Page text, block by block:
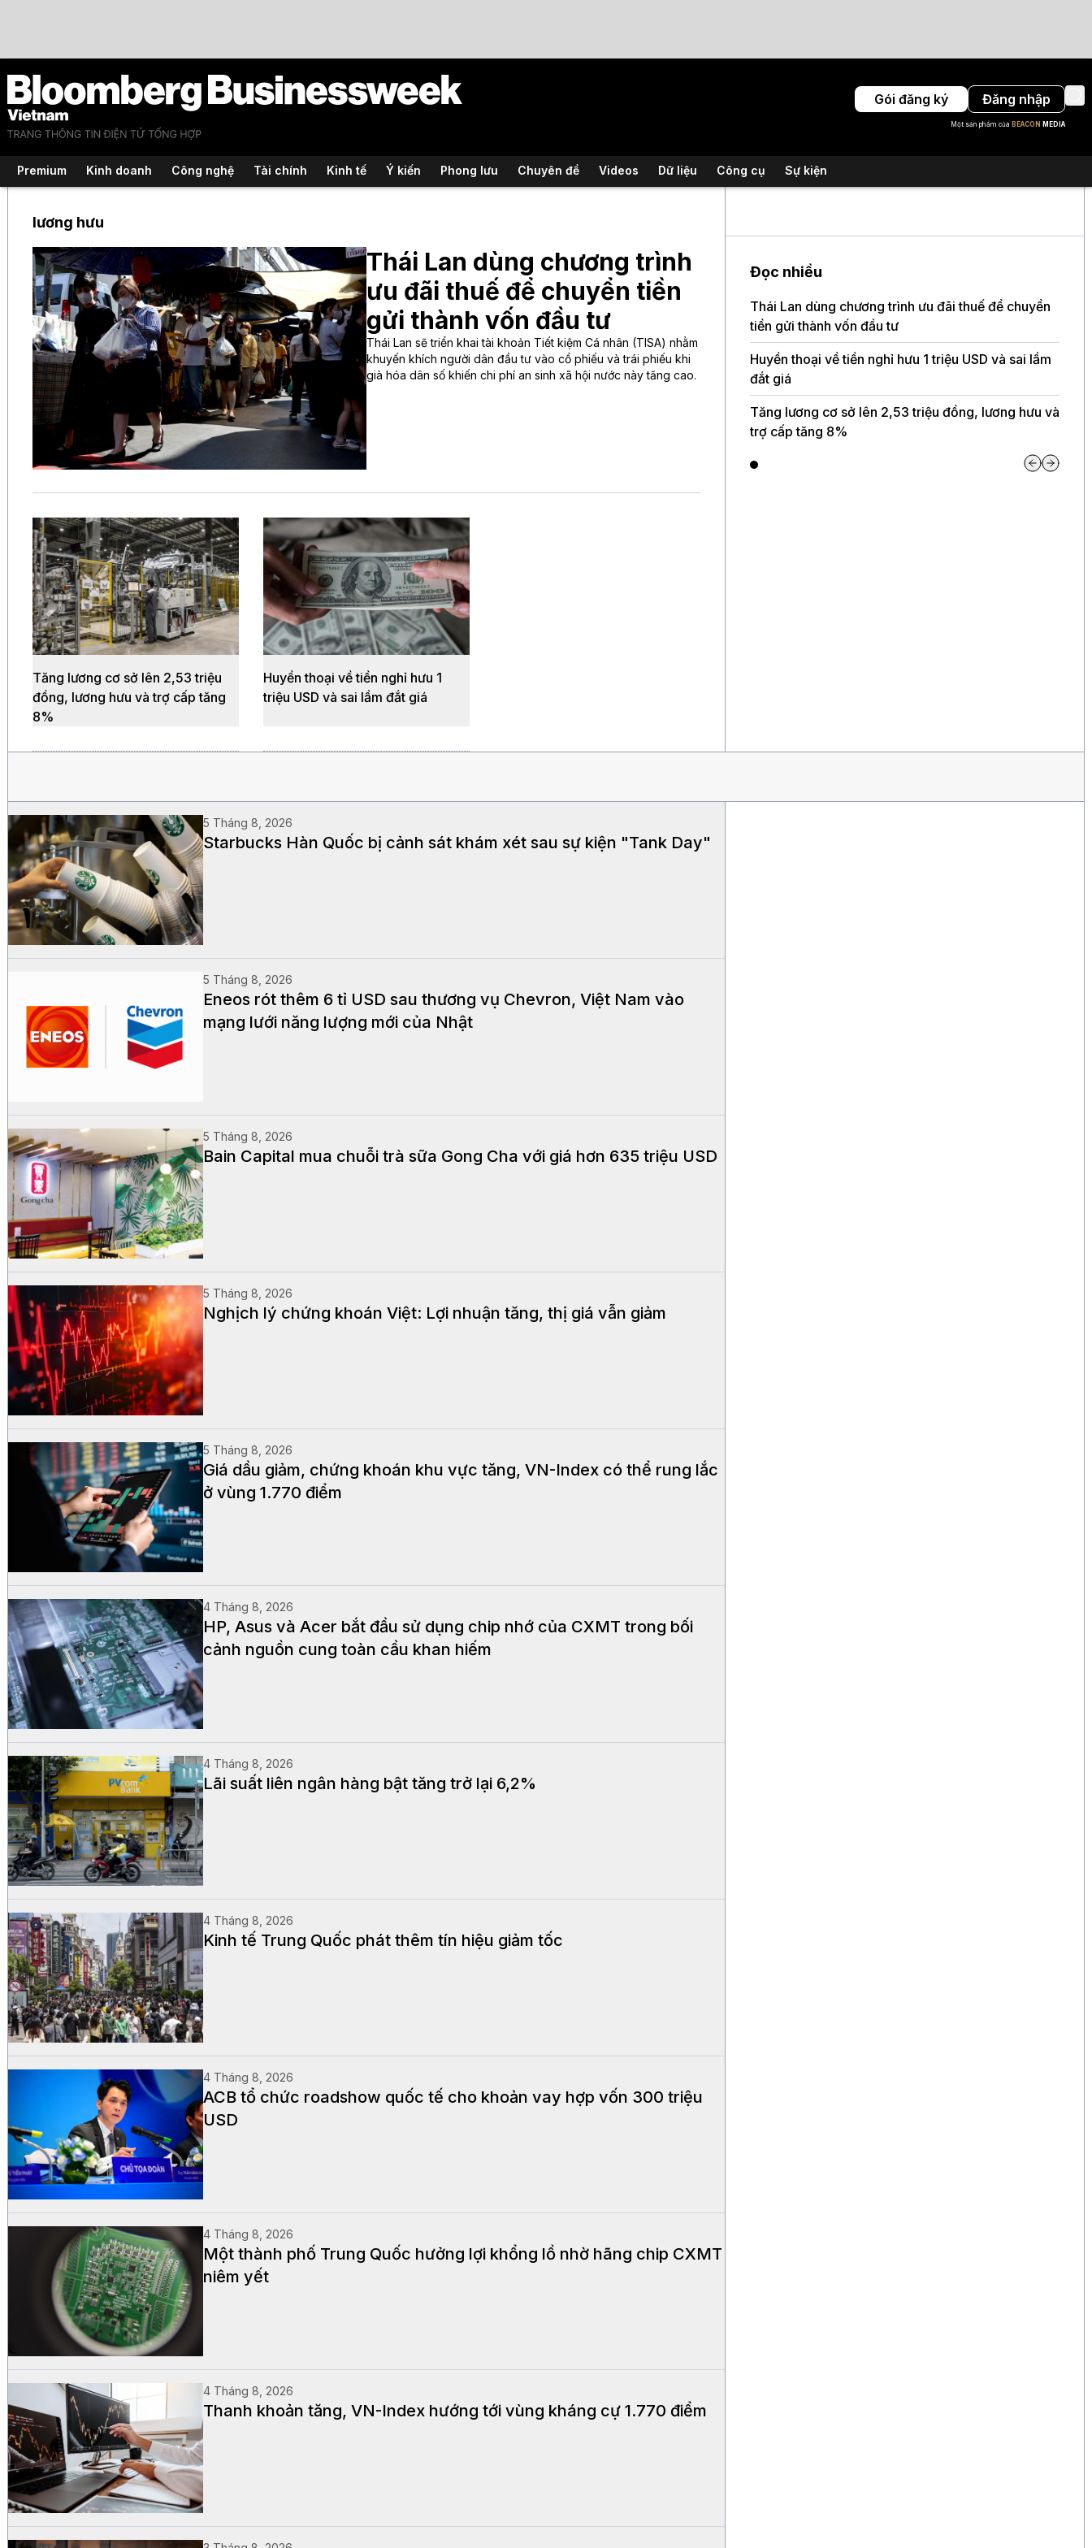
Gói đăng ký Đăng nhập
Một sản phẩm của BEACON MEDIA
Premium Kinh doanh Công nghệ Tài chính Kinh tế Ý kiến Phong lưu Chuyên đề Videos Dữ liệu Công cụ Sự kiện
lương hưu
Thái Lan dùng chương trình
ưu đãi thuế để chuyển tiền
gửi thành vốn đầu tư
Thái Lan sẽ triển khai tài khoản Tiết kiệm Cá nhân (TISA) nhằm
khuyến khích người dân đầu tư vào cổ phiếu và trái phiếu khi
già hóa dân số khiến chi phí an sinh xã hội nước này tăng cao.
Tăng lương cơ sở lên 2,53 triệu
đồng, lương hưu và trợ cấp tăng
8%
Huyền thoại về tiền nghỉ hưu 1
triệu USD và sai lầm đắt giá
Đọc nhiều
Thái Lan dùng chương trình ưu đãi thuế để chuyển
tiền gửi thành vốn đầu tư
Huyền thoại về tiền nghỉ hưu 1 triệu USD và sai lầm
đắt giá
Tăng lương cơ sở lên 2,53 triệu đồng, lương hưu và
trợ cấp tăng 8%
5 Tháng 8, 2026
Starbucks Hàn Quốc bị cảnh sát khám xét sau sự kiện "Tank Day"
5 Tháng 8, 2026
Eneos rót thêm 6 tỉ USD sau thương vụ Chevron, Việt Nam vào
mạng lưới năng lượng mới của Nhật
5 Tháng 8, 2026
Bain Capital mua chuỗi trà sữa Gong Cha với giá hơn 635 triệu USD
5 Tháng 8, 2026
Nghịch lý chứng khoán Việt: Lợi nhuận tăng, thị giá vẫn giảm
5 Tháng 8, 2026
Giá dầu giảm, chứng khoán khu vực tăng, VN-Index có thể rung lắc
ở vùng 1.770 điểm
4 Tháng 8, 2026
HP, Asus và Acer bắt đầu sử dụng chip nhớ của CXMT trong bối
cảnh nguồn cung toàn cầu khan hiếm
4 Tháng 8, 2026
Lãi suất liên ngân hàng bật tăng trở lại 6,2%
4 Tháng 8, 2026
Kinh tế Trung Quốc phát thêm tín hiệu giảm tốc
4 Tháng 8, 2026
ACB tổ chức roadshow quốc tế cho khoản vay hợp vốn 300 triệu
USD
4 Tháng 8, 2026
Một thành phố Trung Quốc hưởng lợi khổng lồ nhờ hãng chip CXMT
niêm yết
4 Tháng 8, 2026
Thanh khoản tăng, VN-Index hướng tới vùng kháng cự 1.770 điểm